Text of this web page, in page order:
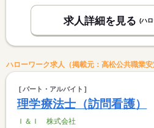
求人詳細を見る (ハ
ハローワーク求人（掲載元：高松公共職業安
パート・アルバイト
理学療法士（訪問看護）
Ｉ＆Ｉ 株式会社